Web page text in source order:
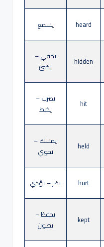
heard يسمع
hidden
يخفي –
يخبئ
hit
يضرب –
يخبط
held
يمسك –
يحوي
hurt يضر – يؤذي
kept
يحفظ –
يصون